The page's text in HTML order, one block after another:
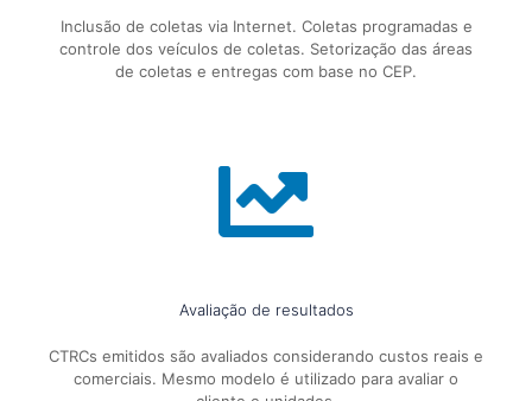
Inclusão de coletas via Internet. Coletas programadas e
controle dos veículos de coletas. Setorização das áreas
de coletas e entregas com base no CEP.
Avaliação de resultados
CTRCs emitidos são avaliados considerando custos reais e
comerciais. Mesmo modelo é utilizado para avaliar o